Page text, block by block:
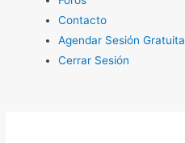
Contacto
Agendar Sesión Gratuita
Cerrar Sesión